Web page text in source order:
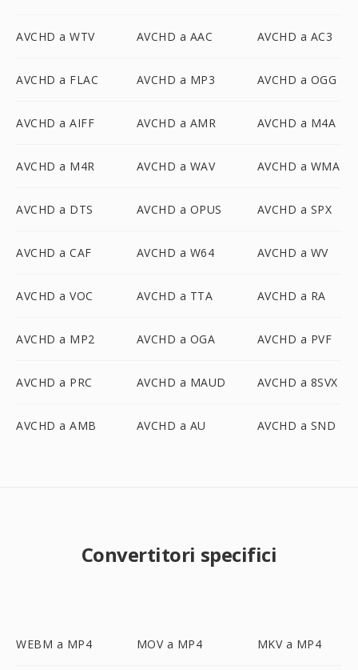
AVCHD a WTV AVCHD a AAC AVCHD a AC3
AVCHD a FLAC AVCHD a MP3 AVCHD a OGG
AVCHD a AIFF AVCHD a AMR AVCHD a M4A
AVCHD a M4R AVCHD a WAV AVCHD a WMA
AVCHD a DTS AVCHD a OPUS AVCHD a SPX
AVCHD a CAF AVCHD a W64 AVCHD a WV
AVCHD a VOC AVCHD a TTA AVCHD a RA
AVCHD a MP2 AVCHD a OGA AVCHD a PVF
AVCHD a PRC AVCHD a MAUD AVCHD a 8SVX
AVCHD a AMB AVCHD a AU AVCHD a SND
Convertitori specifici
WEBM a MP4 MOV a MP4 MKV a MP4